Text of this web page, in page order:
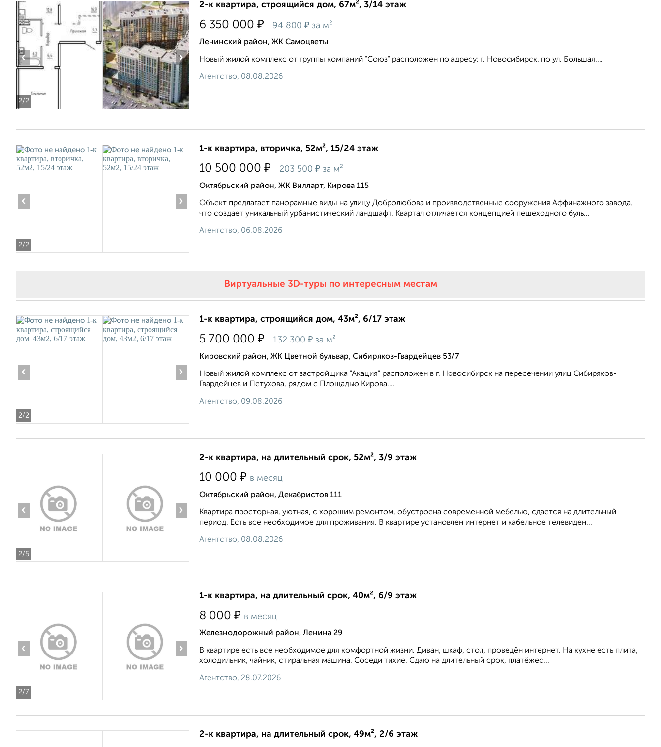
2/2
‹ ›
2-к квартира, строящийся дом, 67м², 3/14 этаж
6 350 000 ₽ 94 800 ₽ за м²
Ленинский район, ЖК Самоцветы
Новый жилой комплекс от группы компаний "Союз" расположен по адресу: г. Новосибирск, по ул. Большая....
Агентство, 08.08.2026
2/2
‹ ›
1-к квартира, вторичка, 52м², 15/24 этаж
10 500 000 ₽ 203 500 ₽ за м²
Октябрьский район, ЖК Вилларт, Кирова 115
Объект предлагает панорамные виды на улицу Добролюбова и производственные сооружения Аффинажного завода,
что создает уникальный урбанистический ландшафт. Квартал отличается концепцией пешеходного буль...
Агентство, 06.08.2026
Виртуальные 3D-туры по интересным местам
2/2
‹ ›
1-к квартира, строящийся дом, 43м², 6/17 этаж
5 700 000 ₽ 132 300 ₽ за м²
Кировский район, ЖК Цветной бульвар, Сибиряков-Гвардейцев 53/7
Новый жилой комплекс от застройщика "Акация" расположен в г. Новосибирск на пересечении улиц Сибиряков-
Гвардейцев и Петухова, рядом с Площадью Кирова....
Агентство, 09.08.2026
2/5
‹ ›
2-к квартира, на длительный срок, 52м², 3/9 этаж
10 000 ₽ в месяц
Октябрьский район, Декабристов 111
Квартира просторная, уютная, с хорошим ремонтом, обустроена современной мебелью, сдается на длительный
период. Есть все необходимое для проживания. В квартире установлен интернет и кабельное телевиден...
Агентство, 08.08.2026
2/7
‹ ›
1-к квартира, на длительный срок, 40м², 6/9 этаж
8 000 ₽ в месяц
Железнодорожный район, Ленина 29
В квартире есть все необходимое для комфортной жизни. Диван, шкаф, стол, проведён интернет. На кухне есть плита,
холодильник, чайник, стиральная машина. Соседи тихие. Сдаю на длительный срок, платёжес...
Агентство, 28.07.2026
2-к квартира, на длительный срок, 49м², 2/6 этаж